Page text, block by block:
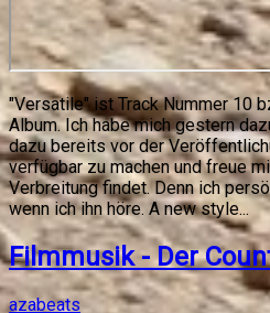
"Versatile" ist Track Nummer 10
Album. Ich habe mich gestern
dazu bereits vor der
verfügbar zu machen und freue
Verbreitung findet. Denn ich
wenn ich ihn höre. A new style...
Filmmusik - Der
azabeats